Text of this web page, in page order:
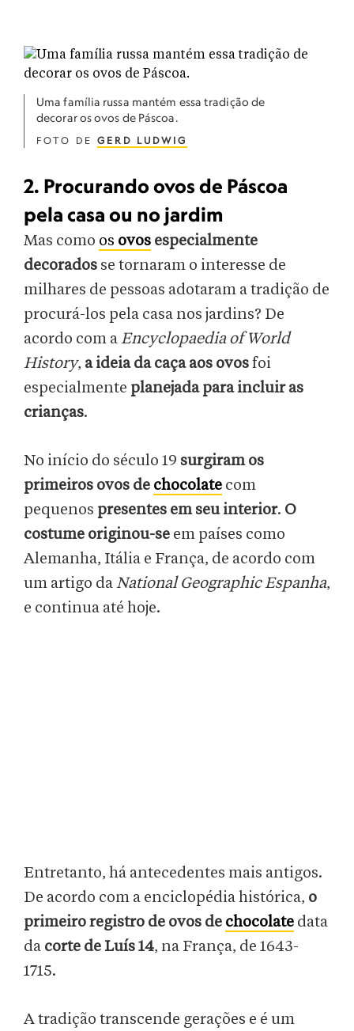
Uma família russa mantém essa tradição de
decorar os ovos de Páscoa.
FOTO DE GERD LUDWIG
2. Procurando ovos de Páscoa
pela casa ou no jardim
Mas como os ovos especialmente
decorados se tornaram o interesse de
milhares de pessoas adotaram a tradição de
procurá-los pela casa nos jardins? De
acordo com aEncyclopaedia of World
History, a ideia da caça aos ovosfoi
especialmente planejada para incluir as
crianças.
No início do século 19 surgiram os
primeiros ovos de chocolate com
pequenos presentes em seu interior. O
costume originou-se em países como
Alemanha, Itália e França, de acordo com
um artigo daNational Geographic Espanha,
e continua até hoje.
Entretanto, há antecedentes mais antigos.
De acordo com a enciclopédia histórica, o
primeiro registro de ovos de chocolate data
da corte de Luís 14, na França, de 1643-
1715.
A tradição transcende gerações e é um